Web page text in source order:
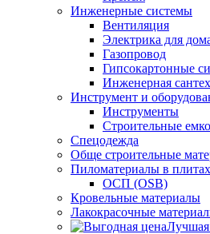
Инженерные системы
Вентиляция
Электрика для
Газопровод
Гипсокартонные
Инженерная
Инструмент и
Инструменты
Строительные
Спецодежда
Обще строительные
Пиломатериалы в плитах
ОСП (OSB)
Кровельные материалы
Лакокрасочные
Лучшая